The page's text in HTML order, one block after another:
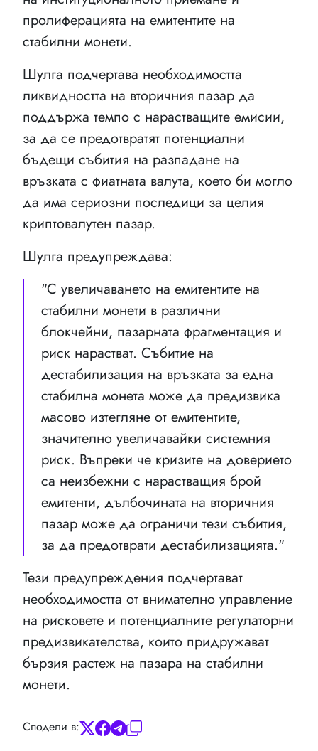
пролиферацията на емитентите на
стабилни монети.
Шулга подчертава необходимостта
ликвидността на вторичния пазар да
поддържа темпо с нарастващите емисии,
за да се предотвратят потенциални
бъдещи събития на разпадане на
връзката с фиатната валута, което би могло
да има сериозни последици за целия
криптовалутен пазар.
Шулга предупреждава:
"С увеличаването на емитентите на
стабилни монети в различни
блокчейни, пазарната фрагментация и
риск нарастват. Събитие на
дестабилизация на връзката за една
стабилна монета може да предизвика
масово изтегляне от емитентите,
значително увеличавайки системния
риск. Въпреки че кризите на доверието
са неизбежни с нарастващия брой
емитенти, дълбочината на вторичния
пазар може да ограничи тези събития,
за да предотврати дестабилизацията."
Тези предупреждения подчертават
необходимостта от внимателно управление
на рисковете и потенциалните регулаторни
предизвикателства, които придружават
бързия растеж на пазара на стабилни
монети.
Сподели в: